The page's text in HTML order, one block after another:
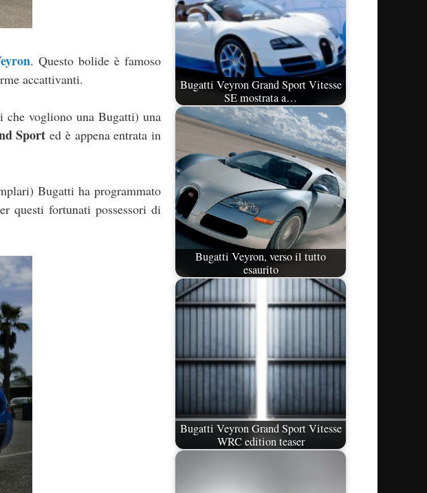
. Questo bolide è famoso
accattivanti.
vogliono una Bugatti) una
Sport ed è appena entrata in
Bugatti ha programmato
questi fortunati possessori di
Bugatti Veyron Grand Sport Vitesse
SE mostrata a…
Bugatti Veyron, verso il tutto
esaurito
Bugatti Veyron Grand Sport Vitesse
WRC edition teaser